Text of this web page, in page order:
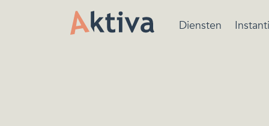
Diensten